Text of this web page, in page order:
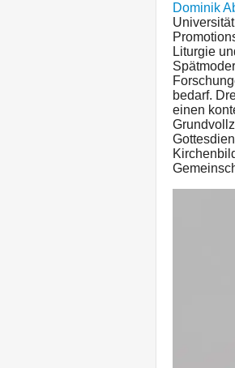
Dominik
Liturgie
bedarf.
einen